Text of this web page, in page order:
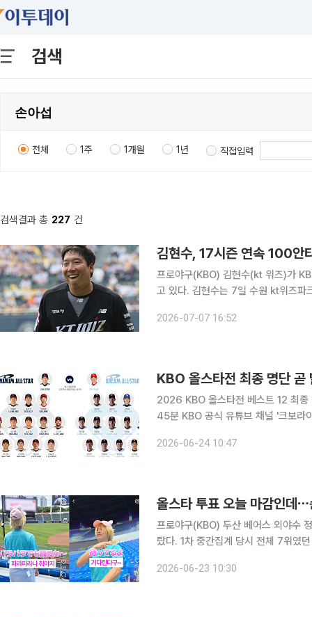
검색
전체 1주 1개월 1년 직접입력
검색결과 총 227 건
김현수, 17시즌 연속 100안
프로야구(KBO) 김현수(kt 위즈)가
고 있다. 김현수는 7일 수원 kt위즈파크에서 열리는 2026 신한 SOL뱅크 KBO리그 키움 히어로즈
베어스에서 프로 생활을 시작한 김현
2026-07-07 16:52
KBO 올스타전 최종 명단
2026 KBO 올스타전 베스트 12 최종 명단이 공개된다. 한국야
45분 KBO 공식 유튜브 채널 '크보라
23일 오후 2시 팬 투표 마감과 함께
2026-06-24 10:47
올스타 투표 오늘 마감인데⋯
프로야구(KBO) 두산 베어스 외야수
랐다. 1차 중간집계 당시 전체 7위였던
에 올랐다. 1차 중간집계에서는 7위,
2026-06-23 10:30